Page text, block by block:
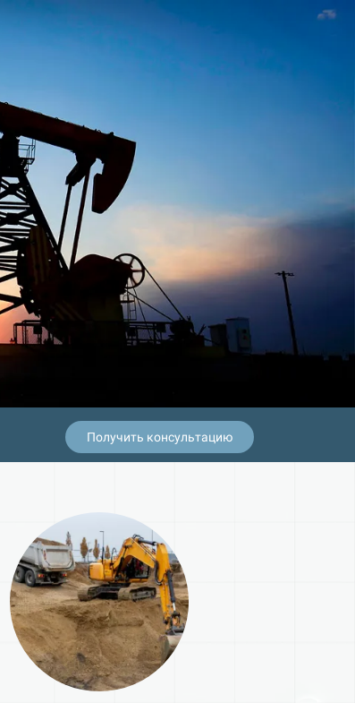
Получить консультацию